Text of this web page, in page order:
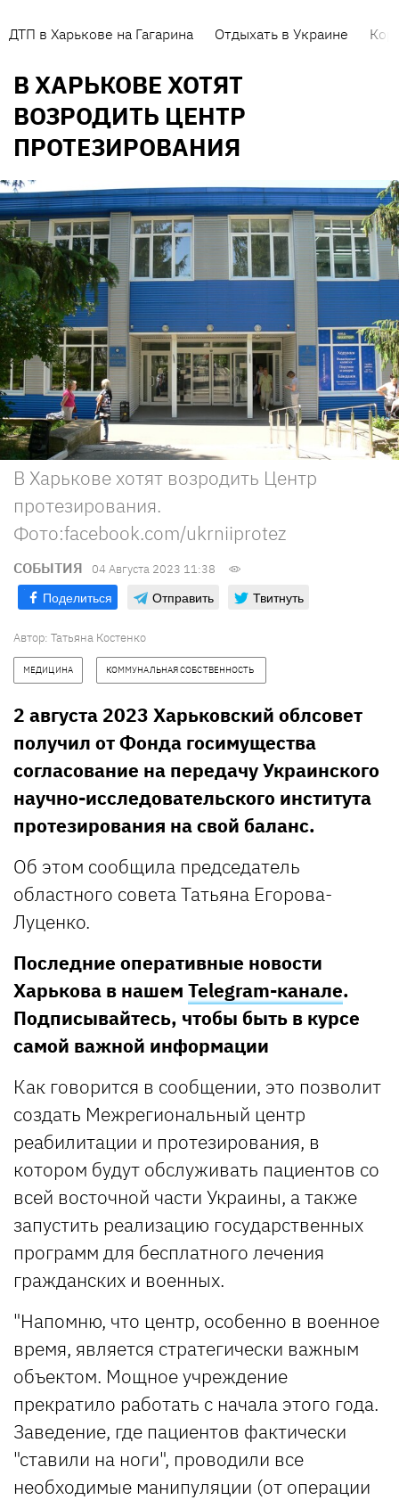
ДТП в Харькове на Гагарина Отдыхать в Украине
В ХАРЬКОВЕ ХОТЯТ
ВОЗРОДИТЬ ЦЕНТР
ПРОТЕЗИРОВАНИЯ
В Харькове хотят возродить Центр
протезирования.
Фото:facebook.com/ukrniiprotez
СОБЫТИЯ 04 Августа 2023 11:38
Поделиться Отправить Твитнуть
Автор: Татьяна Костенко
МЕДИЦИНА КОММУНАЛЬНАЯ СОБСТВЕННОСТЬ
2 августа 2023 Харьковский облсовет
получил от Фонда госимущества
согласование на передачу Украинского
научно-исследовательского института
протезирования на свой баланс.
Об этом сообщила председатель
областного совета Татьяна Егорова-
Луценко.
Последние оперативные новости
Харькова в нашем Telegram-канале.
Подписывайтесь, чтобы быть в курсе
самой важной информации
Как говорится в сообщении, это позволит
создать Межрегиональный центр
реабилитации и протезирования, в
котором будут обслуживать пациентов со
всей восточной части Украины, а также
запустить реализацию государственных
программ для бесплатного лечения
гражданских и военных.
"Напомню, что центр, особенно в военное
время, является стратегически важным
объектом. Мощное учреждение
прекратило работать с начала этого года.
Заведение, где пациентов фактически
"ставили на ноги", проводили все
необходимые манипуляции (от операции